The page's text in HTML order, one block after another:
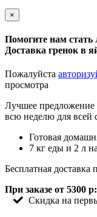
×
Помогите нам стать
Доставка гренок в
Пожалуйста
просмотра
Лучшее предложение
всю неделю для всей
Готовая
7 кг еды и 2 л
Бесплатная
При заказе от 5300 р:
Скидка на